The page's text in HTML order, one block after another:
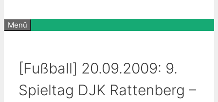
Menü
[Fußball] 20.09.2009: 9.
Spieltag DJK Rattenberg –